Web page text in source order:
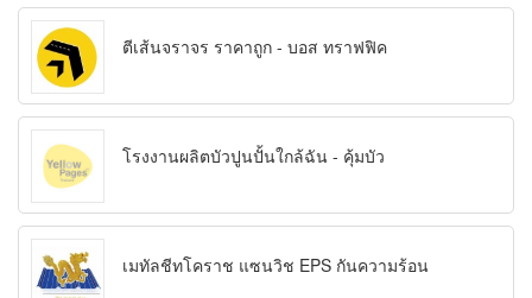
ตีเส้นจราจร ราคาถูก - บอส ทราฟฟิค
โรงงานผลิตบัวปูนปั้นใกล้ฉัน - คุ้มบัว
เมทัลชีทโคราช แซนวิช EPS กันความร้อน